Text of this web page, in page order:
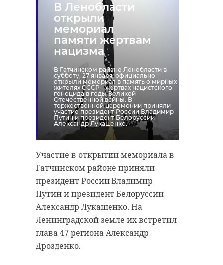
В Ленобласти
открыли
мемориал
памяти жертвам
нацизма
В Гатчинском районе Ленобласти в
субботу, 27 января, официально
открыли мемориал в память о мирных
жителях СССР - жертвах нацистского
геноцида в годы Великой
Отечественной войны. В
торжественной церемонии приняли
участие президент России Владимир
Путин и президент Белоруссии
Александр Лукашенко.
Участие в открытии мемориала в
Гатчинском районе приняли
президент России Владимир
Путин и президент Белоруссии
Александр Лукашенко. На
Ленинградской земле их встретил
глава 47 региона Александр
Дрозденко.